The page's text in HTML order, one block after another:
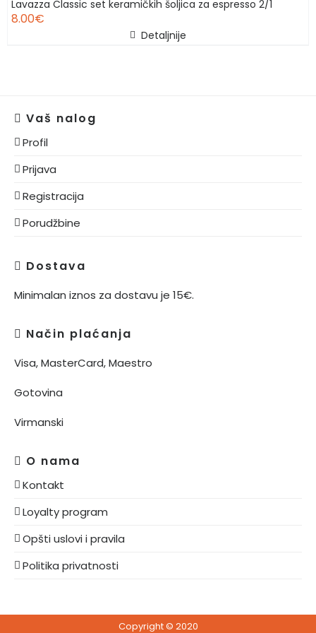
Lavazza Classic set keramičkih šoljica za espresso 2/1
8.00€
Detaljnije
Vaš nalog
Profil
Prijava
Registracija
Porudžbine
Dostava
Minimalan iznos za dostavu je 15€.
Način plaćanja
Visa, MasterCard, Maestro
Gotovina
Virmanski
O nama
Kontakt
Loyalty program
Opšti uslovi i pravila
Politika privatnosti
Copyright © 2020